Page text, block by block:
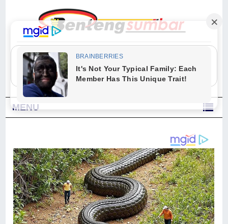
"Sesungguhnya Allah dan para malaikat-Nya berselawat untuk Nabi.
Wahai orang-orang yang beriman, berselawatlah kamu untuk Nabi dan
ucapkanlah salam dengan penuh penghormatan kepadanya." (Qs. Al
Ahzab Ayat 56)
MENU